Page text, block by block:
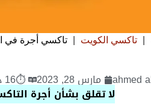
تاكسي الكويت تاكسي أجرة في
ahmed مارس 28, 2023 ⏱16 دقيقة قراءة
لا تقلق بشأن أجرة